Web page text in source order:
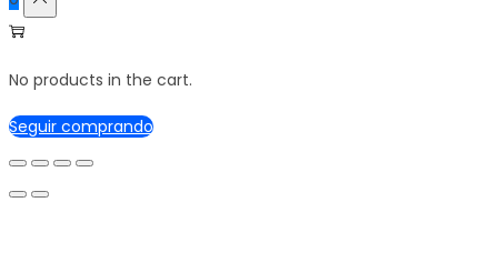
No products in the cart.
Seguir comprando